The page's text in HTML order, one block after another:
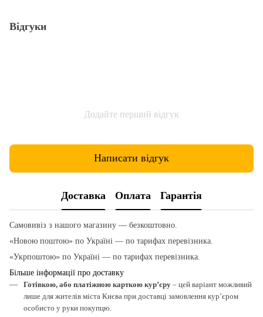
Відгуки
Додайте перший відгук
Написати відгук
Доставка Оплата Гарантія
Самовивіз з нашого магазину — безкоштовно.
«Новою поштою» по Україні — по тарифах перевізника.
«Укрпоштою» по Україні — по тарифах перевізника.
Більше інформації про доставку
Готівкою, або платіжною карткою кур’єру – цей варіант можливий
лише для жителів міста Києва при доставці замовлення кур’єром
особисто у руки покупцю.